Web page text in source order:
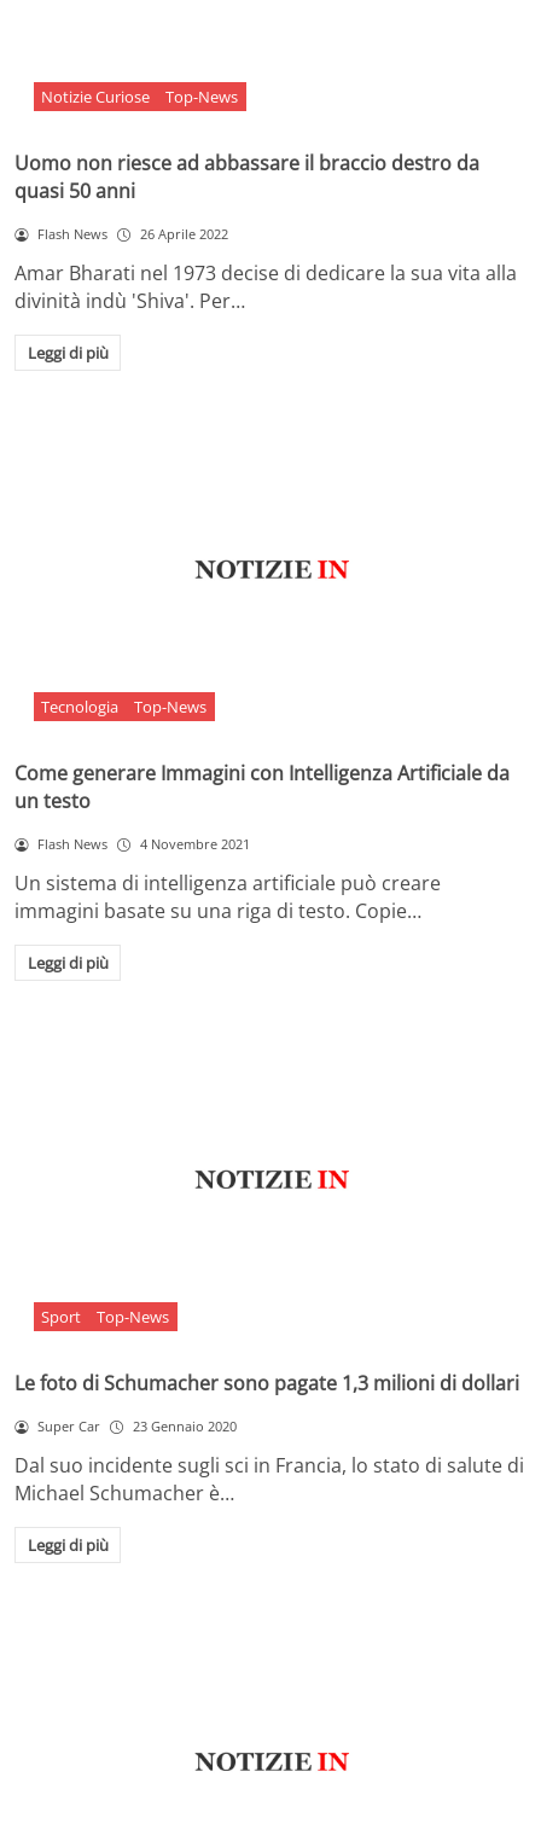
Notizie Curiose Top-News
Uomo non riesce ad abbassare il braccio destro da
quasi 50 anni
Flash News 26 Aprile 2022
Amar Bharati nel 1973 decise di dedicare la sua vita alla
divinità indù 'Shiva'. Per…
Leggi di più
Tecnologia Top-News
Come generare Immagini con Intelligenza Artificiale da
un testo
Flash News 4 Novembre 2021
Un sistema di intelligenza artificiale può creare
immagini basate su una riga di testo. Copie…
Leggi di più
Sport Top-News
Le foto di Schumacher sono pagate 1,3 milioni di dollari
Super Car 23 Gennaio 2020
Dal suo incidente sugli sci in Francia, lo stato di salute di
Michael Schumacher è…
Leggi di più